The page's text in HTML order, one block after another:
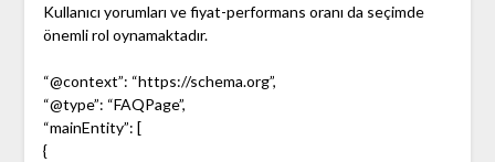
Kullanıcı yorumları ve fiyat-performans oranı da seçimde
önemli rol oynamaktadır.
“@context”: “https://schema.org”,
“@type”: “FAQPage”,
“mainEntity”: [
{